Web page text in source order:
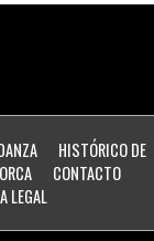
HISTÓRICO DE
CONTACTO
LEGAL